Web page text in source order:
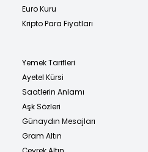
Euro Kuru
Kripto Para Fiyatları
Yemek Tarifleri
Ayetel Kürsi
Saatlerin Anlamı
Aşk Sözleri
Günaydın Mesajları
Gram Altın